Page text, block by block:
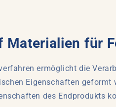
Materialien für
ermöglicht die
Eigenschaften geformt
des Endprodukts